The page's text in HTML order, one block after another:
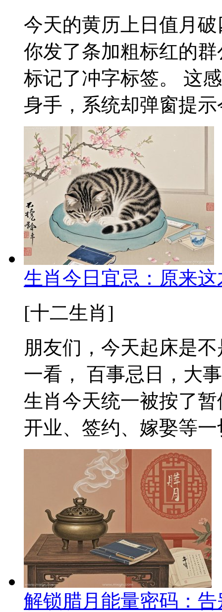
今天的黄历上日值月
你发了条加粗标红的
标记了冲字标签。 这
身手，系统却弹窗提
生肖今日宜忌：原来
[十二生肖]
朋友们，今天起床是
一看， 百事忌日，大
生肖今天统一被按了
开业、签约、嫁娶等
解锁腊月能量密码：